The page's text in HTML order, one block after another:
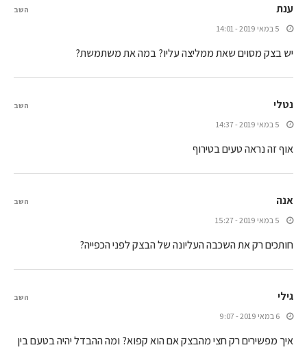
ענת
5 במאי 2019 - 14:01
יש בצק מסוים שאת ממליצה עליו? במה את משתמשת?
השב
נטלי
5 במאי 2019 - 14:37
אוף זה נראה טעים בטירוף
השב
אנה
5 במאי 2019 - 15:27
חותכים רק את השכבה העליונה של הבצק לפני הכפייה?
השב
גילי
6 במאי 2019 - 9:07
איך מפשירים רק חצי מהבצק אם הוא קפוא? ומה ההבדל יהיה בטעם בין
השב